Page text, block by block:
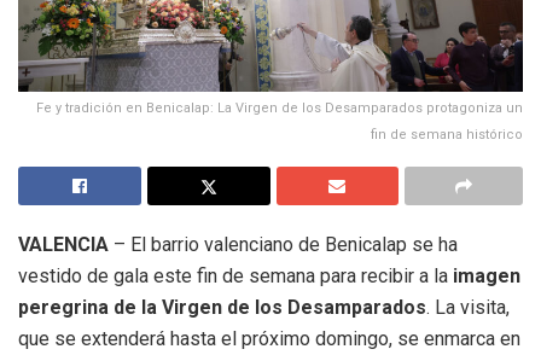
Fe y tradición en Benicalap: La Virgen de los Desamparados protagoniza un
fin de semana histórico
VALENCIA – El barrio valenciano de Benicalap se ha
vestido de gala este fin de semana para recibir a la imagen
peregrina de la Virgen de los Desamparados. La visita,
que se extenderá hasta el próximo domingo, se enmarca en